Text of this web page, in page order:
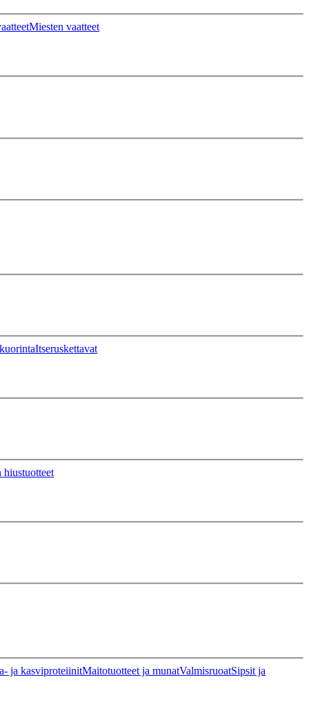
Miesten vaatteet
Itseruskettavat
hiustuotteet
ja kasviproteiinitMaitotuotteet ja munatValmisruoatSipsit ja